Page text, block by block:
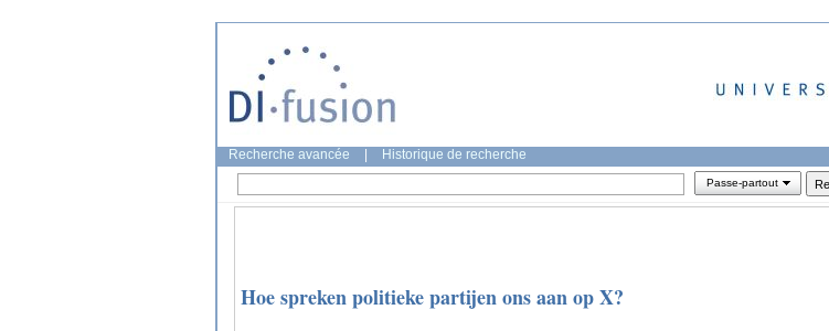
Recherche avancée Historique de recherche
Passe-partout
Hoe spreken politieke partijen ons aan op X?